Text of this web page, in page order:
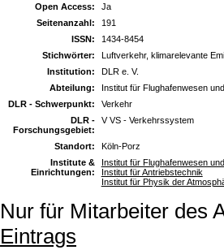
Open Access:
Ja
Seitenanzahl:
191
ISSN:
1434-8454
Stichwörter:
Luftverkehr, klimarelevante
Institution:
DLR e. V.
Abteilung:
Institut für Flughafenwesen
DLR - Schwerpunkt:
Verkehr
DLR -
Forschungsgebiet:
V VS - Verkehrssystem
Standort:
Köln-Porz
Institute &
Einrichtungen:
Institut für Flughafenwesen
Institut für Antriebstechnik
Institut für Physik der
Nur für Mitarbeiter des
Eintrags